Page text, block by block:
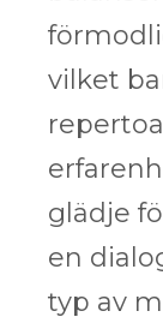
vilket
glädje
en
typ av